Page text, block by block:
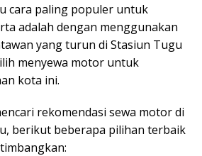
cara paling populer untuk
adalah dengan menggunakan
yang turun di Stasiun Tugu
menyewa motor untuk
kota ini.
rekomendasi sewa motor di
berikut beberapa pilihan terbaik